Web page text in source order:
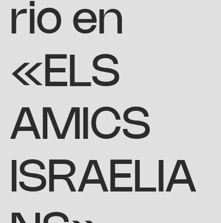
rio en
«ELS
AMICS
ISRAELIA